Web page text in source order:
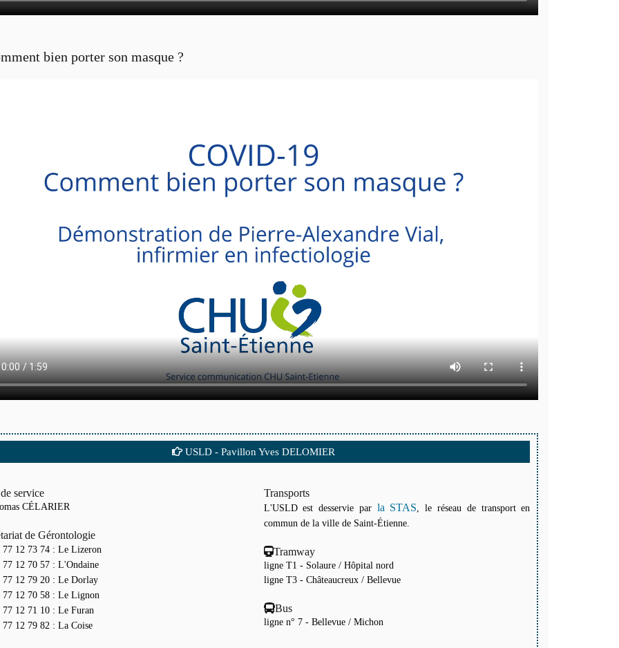
bien porter son masque ?
USLD - Pavillon Yves DELOMIER
service
CÉLARIER
de Gérontologie
77 12 73 74 : Le Lizeron
77 12 70 57 : L'Ondaine
77 12 79 20 : Le Dorlay
77 12 70 58 : Le Lignon
77 12 71 10 : Le Furan
77 12 79 82 : La Coise
Transports
L'USLD est desservie par la STAS , le réseau de transport en
commun de la ville de Saint-Étienne.
Tramway
ligne T1 - Solaure / Hôpital nord
ligne T3 - Châteaucreux / Bellevue
Bus
ligne n° 7 - Bellevue / Michon